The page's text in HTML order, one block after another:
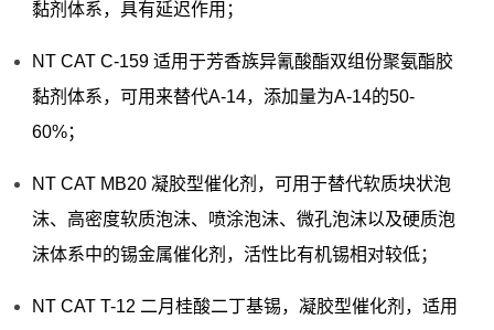
黏剂体系，具有延迟作用；
NT CAT C-159 适用于芳香族异氰酸酯双组份聚氨酯胶
黏剂体系，可用来替代A-14，添加量为A-14的50-
60%；
NT CAT MB20 凝胶型催化剂，可用于替代软质块状泡
沫、高密度软质泡沫、喷涂泡沫、微孔泡沫以及硬质泡
沫体系中的锡金属催化剂，活性比有机锡相对较低；
NT CAT T-12 二月桂酸二丁基锡，凝胶型催化剂，适用